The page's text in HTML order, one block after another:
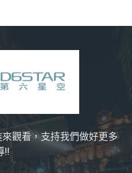
觀看，支持我們做好更多
!!